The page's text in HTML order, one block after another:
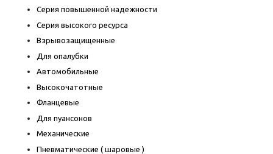
Серия повышенной надежности
Серия высокого ресурса
Взрывозащищенные
Для опалубки
Автомобильные
Высокочатотные
Фланцевые
Для пуансонов
Механические
Пневматические ( шаровые )